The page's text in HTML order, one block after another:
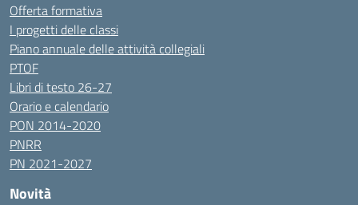
Offerta formativa
I progetti delle classi
Piano annuale delle attività collegiali
PTOF
Libri di testo 26-27
Orario e calendario
PON 2014-2020
PNRR
PN 2021-2027
Novità